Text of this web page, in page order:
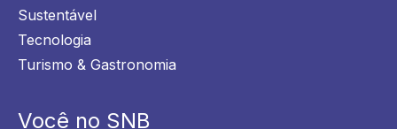
Sustentável
Tecnologia
Turismo & Gastronomia
Você no SNB